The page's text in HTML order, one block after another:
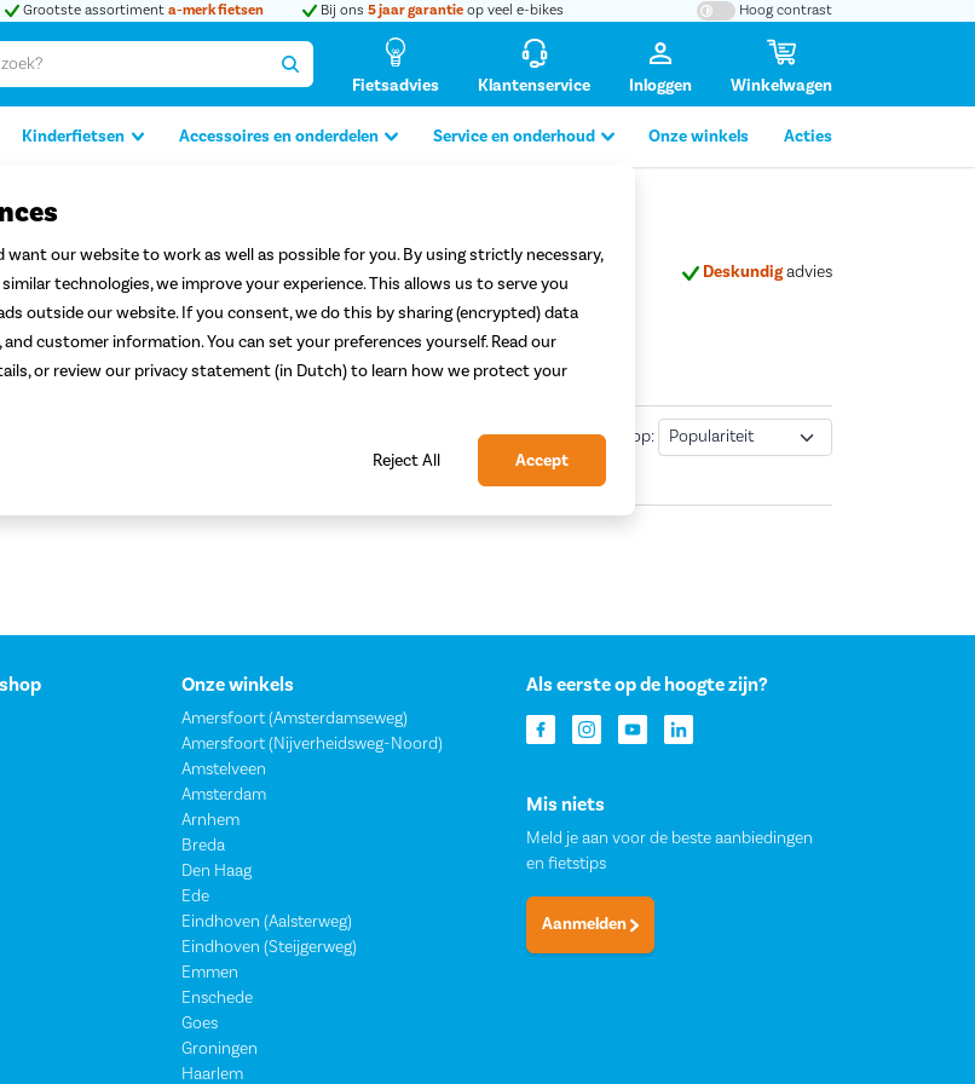
Grootste assortiment a-merk fietsen Bij ons 5 jaar garantie op veel e-bikes Hoog contrast
Fietsadvies Klantenservice Inloggen Winkelwagen
Kinderfietsen Accessoires en onderdelen Service en onderhoud Onze winkels Acties
rijklare aflevering aan huis Proefrit altijd Deskundigadvies
0resultaten|Sorteer op: Sorteren
Onze winkels
Amersfoort (Amsterdamseweg)
Amersfoort (Nijverheidsweg-Noord)
Amstelveen
Amsterdam
Arnhem
Breda
Den Haag
Ede
Eindhoven (Aalsterweg)
Eindhoven (Steijgerweg)
Emmen
Enschede
Goes
Groningen
Haarlem
Als eerste op de hoogte zijn?
Mis niets
Meld je aan voor de beste aanbiedingen
en fietstips
Aanmelden
our website to work as well as possible for you. By using strictly necessary,
technologies, we improve your experience. This allows us to serve you
outside our website. If you consent, we do this by sharing (encrypted) data
and customer information. You can set your preferences yourself. Read our
or review our privacy statement (in Dutch) to learn how we protect your
Reject All Accept